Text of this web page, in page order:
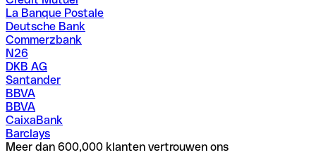
La Banque Postale
Deutsche Bank
Commerzbank
N26
DKB AG
Santander
BBVA
BBVA
CaixaBank
Barclays
Meer dan 600,000 klanten vertrouwen ons